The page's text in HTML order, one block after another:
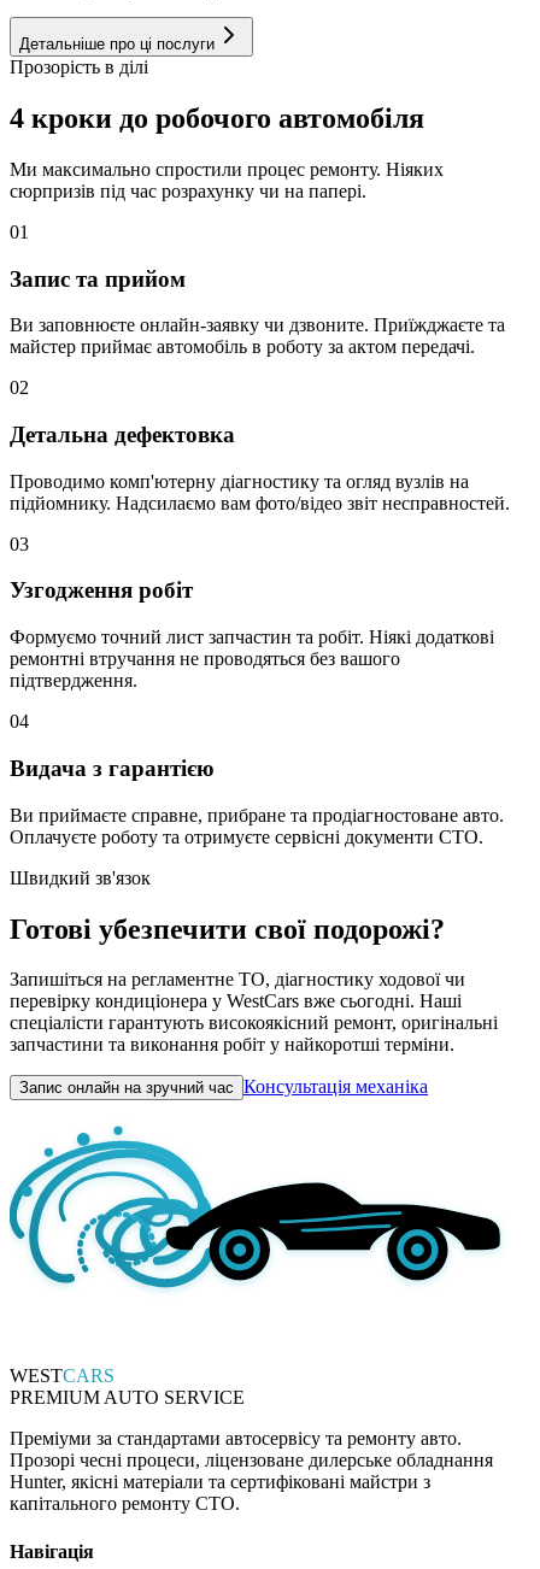
Детальніше про ці послуги
Прозорість в ділі
4 кроки до робочого автомобіля
Ми максимально спростили процес ремонту. Ніяких
сюрпризів під час розрахунку чи на папері.
01
Запис та прийом
Ви заповнюєте онлайн-заявку чи дзвоните. Приїжджаєте та
майстер приймає автомобіль в роботу за актом передачі.
02
Детальна дефектовка
Проводимо комп'ютерну діагностику та огляд вузлів на
підйомнику. Надсилаємо вам фото/відео звіт несправностей.
03
Узгодження робіт
Формуємо точний лист запчастин та робіт. Ніякі додаткові
ремонтні втручання не проводяться без вашого
підтвердження.
04
Видача з гарантією
Ви приймаєте справне, прибране та продіагностоване авто.
Оплачуєте роботу та отримуєте сервісні документи СТО.
Швидкий зв'язок
Готові убезпечити свої подорожі?
Запишіться на регламентне ТО, діагностику ходової чи
перевірку кондиціонера у WestCars вже сьогодні. Наші
спеціалісти гарантують високоякісний ремонт, оригінальні
запчастини та виконання робіт у найкоротші терміни.
Запис онлайн на зручний час Консультація механіка
WESTCARS
PREMIUM AUTO SERVICE
Преміуми за стандартами автосервісу та ремонту авто.
Прозорі чесні процеси, ліцензоване дилерське обладнання
Hunter, якісні матеріали та сертифіковані майстри з
капітального ремонту СТО.
Навігація